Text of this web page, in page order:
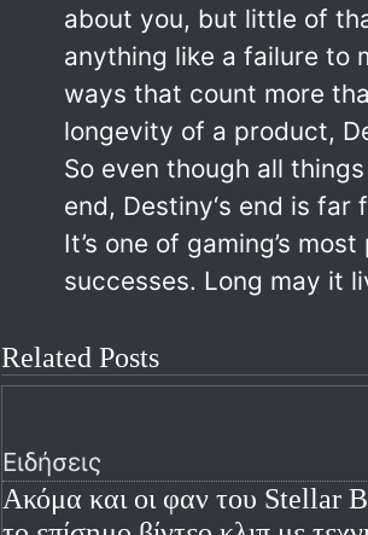
about you, but little of
anything like a failure to
ways that count more
longevity of a product,
So even though all
end, Destiny‘s end is far
It’s one of gaming’s
successes. Long may it
Related Posts
Ειδήσεις
Ακόμα και οι φαν του Stellar